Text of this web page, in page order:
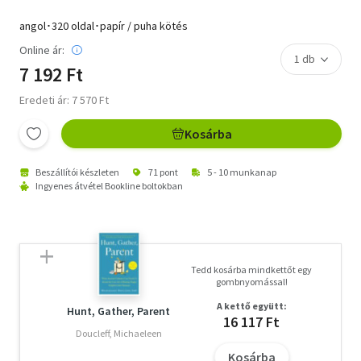
angol･320 oldal･papír / puha kötés
Online ár:
7 192 Ft
Eredeti ár: 7 570 Ft
Kosárba
Beszállítói készleten 71 pont
5 - 10 munkanap
Ingyenes átvétel Bookline boltokban
Hunt, Gather, Parent
Doucleff, Michaeleen
Tedd kosárba mindkettőt egy
gombnyomással!
A kettő együtt:
16 117 Ft
Kosárba